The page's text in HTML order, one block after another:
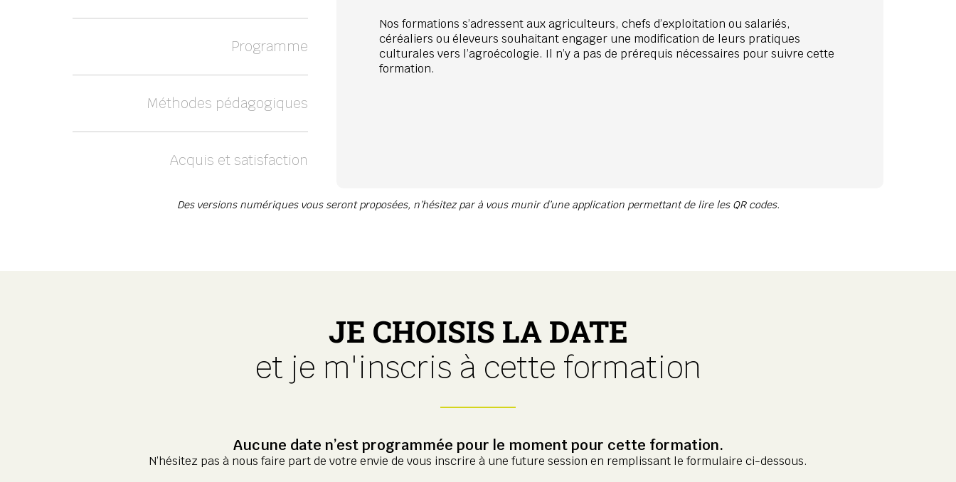
Programme
Méthodes pédagogiques
Acquis et satisfaction
Nos formations s’adressent aux agriculteurs, chefs d’exploitation ou salariés,
céréaliers ou éleveurs souhaitant engager une modification de leurs pratiques
culturales vers l’agroécologie. Il n’y a pas de prérequis nécessaires pour suivre cette
formation.
Des versions numériques vous seront proposées, n’hésitez par à vous munir d’une application permettant de lire les QR codes.
JE CHOISIS LA DATE
et je m'inscris à cette formation
Aucune date n’est programmée pour le moment pour cette formation.
N’hésitez pas à nous faire part de votre envie de vous inscrire à une future session en remplissant le formulaire ci-dessous.